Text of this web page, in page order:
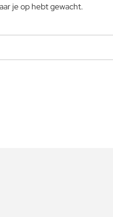
je op hebt gewacht.